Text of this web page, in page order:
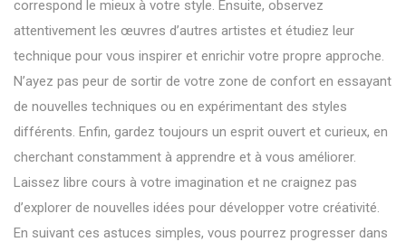
correspond le mieux à votre style. Ensuite, observez
attentivement les œuvres d’autres artistes et étudiez leur
technique pour vous inspirer et enrichir votre propre approche.
N’ayez pas peur de sortir de votre zone de confort en essayant
de nouvelles techniques ou en expérimentant des styles
différents. Enfin, gardez toujours un esprit ouvert et curieux, en
cherchant constamment à apprendre et à vous améliorer.
Laissez libre cours à votre imagination et ne craignez pas
d’explorer de nouvelles idées pour développer votre créativité.
En suivant ces astuces simples, vous pourrez progresser dans